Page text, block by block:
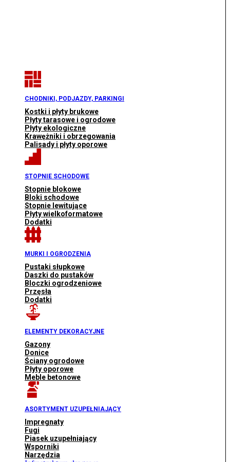
CHODNIKI, PODJAZDY, PARKINGI
Kostki i płyty brukowe
Płyty tarasowe i ogrodowe
Płyty ekologiczne
Krawężniki i obrzegowania
Palisady i płyty oporowe
STOPNIE SCHODOWE
Stopnie blokowe
Bloki schodowe
Stopnie lewitujące
Płyty wielkoformatowe
Dodatki
MURKI I OGRODZENIA
Pustaki słupkowe
Daszki do pustaków
Bloczki ogrodzeniowe
Przęsła
Dodatki
ELEMENTY DEKORACYJNE
Gazony
Donice
Ściany ogrodowe
Płyty oporowe
Meble betonowe
ASORTYMENT UZUPEŁNIAJĄCY
Impregnaty
Fugi
Piasek uzupełniający
Wsporniki
Narzędzia